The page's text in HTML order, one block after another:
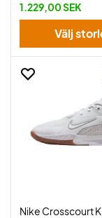
1.229,00 SEK
Välj
Nike Crosscourt